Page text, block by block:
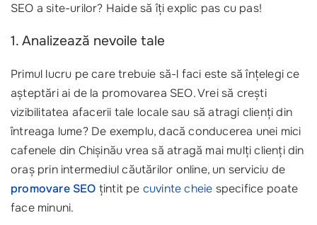
SEO a site-urilor? Haide să îți explic pas cu pas!
1. Analizează nevoile tale
Primul lucru pe care trebuie să-l faci este să înțelegi ce
așteptări ai de la promovarea SEO. Vrei să crești
vizibilitatea afacerii tale locale sau să atragi clienți din
întreaga lume? De exemplu, dacă conducerea unei mici
cafenele din Chișinău vrea să atragă mai mulți clienți din
oraș prin intermediul căutărilor online, un serviciu de
promovare SEO țintit pe cuvinte cheie specifice poate
face minuni.